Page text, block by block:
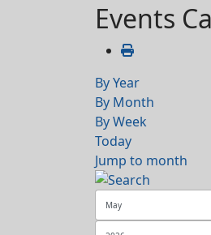
Events
By Year
By Month
By Week
Today
Jump to month